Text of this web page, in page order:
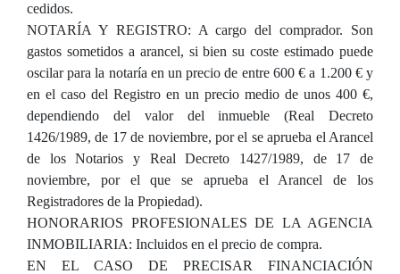
cedidos.
NOTARÍA Y REGISTRO: A cargo del comprador. Son
gastos sometidos a arancel, si bien su coste estimado puede
oscilar para la notaría en un precio de entre 600 € a 1.200 € y
en el caso del Registro en un precio medio de unos 400 €,
dependiendo del valor del inmueble (Real Decreto
1426/1989, de 17 de noviembre, por el se aprueba el Arancel
de los Notarios y Real Decreto 1427/1989, de 17 de
noviembre, por el que se aprueba el Arancel de los
Registradores de la Propiedad).
HONORARIOS PROFESIONALES DE LA AGENCIA
INMOBILIARIA: Incluidos en el precio de compra.
EN EL CASO DE PRECISAR FINANCIACIÓN